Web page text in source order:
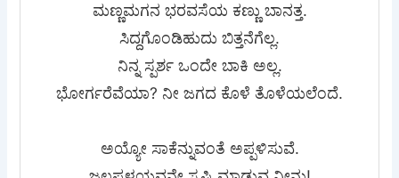
ಮಣ್ಣಮಗನ ಭರವಸೆಯ ಕಣ್ಣು ಬಾನತ್ತ.
ಸಿದ್ದಗೊಂಡಿಹುದು ಬಿತ್ತನೆಗೆಲ್ಲ.
ನಿನ್ನ ಸ್ಪರ್ಶ ಒಂದೇ ಬಾಕಿ ಅಲ್ಲ.
ಭೋರ್ಗರೆವೆಯಾ? ನೀ ಜಗದ ಕೊಳೆ ತೊಳೆಯಲೆಂದೆ.
ಅಯ್ಯೋ ಸಾಕೆನ್ನುವಂತೆ ಅಪ್ಪಳಿಸುವೆ.